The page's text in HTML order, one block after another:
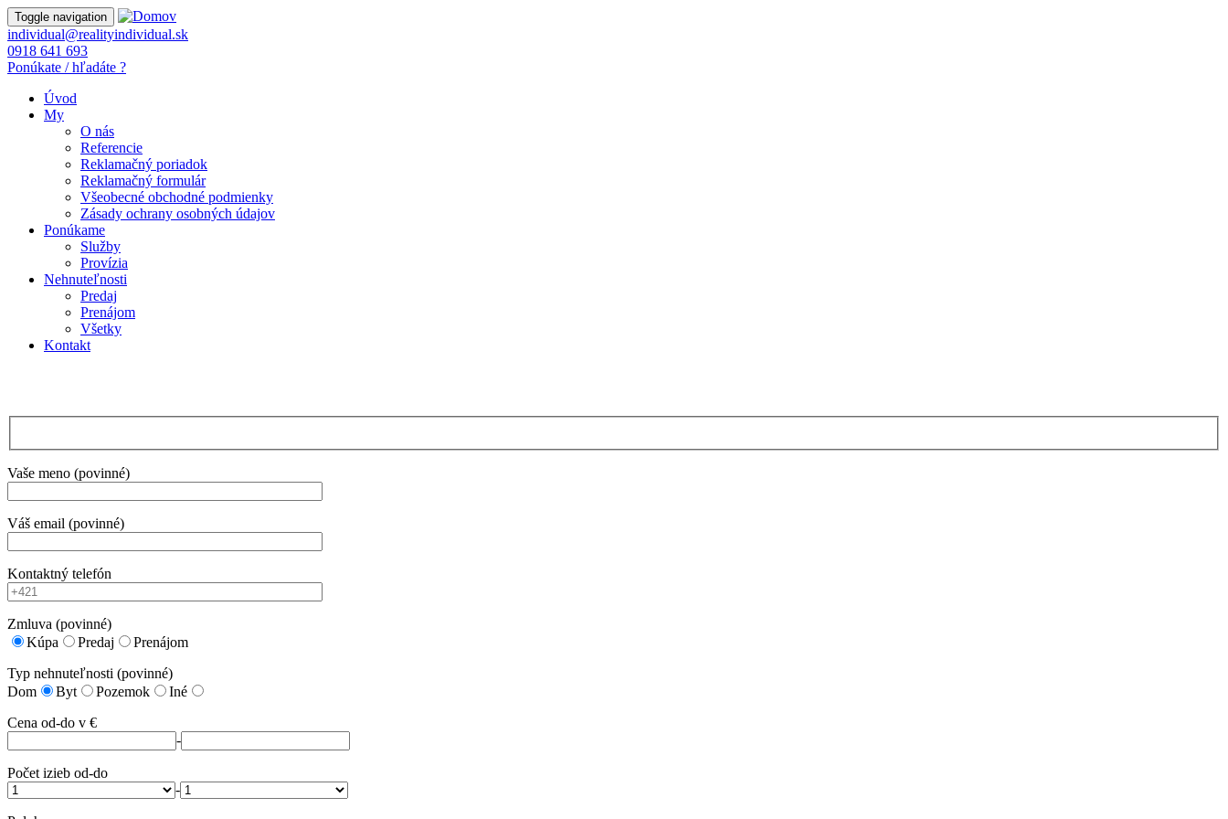
Toggle navigation
individual@realityindividual.sk
0918 641 693
Ponúkate / hľadáte ?
Úvod
My
O nás
Referencie
Reklamačný poriadok
Reklamačný formulár
Všeobecné obchodné podmienky
Zásady ochrany osobných údajov
Ponúkame
Služby
Provízia
Nehnuteľnosti
Predaj
Prenájom
Všetky
Kontakt
Vaše meno (povinné)
Váš email (povinné)
Kontaktný telefón
Zmluva (povinné)
Kúpa
Predaj
Prenájom
Typ nehnuteľnosti (povinné)
Dom
Byt Pozemok
Iné
Cena od-do v €
-
Počet izieb od-do
-